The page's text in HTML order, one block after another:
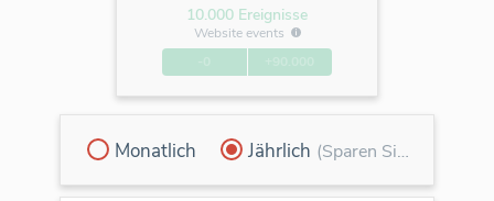
10.000 Ereignisse
Website events
Monatlich Jährlich (Sparen Sie 30 %)